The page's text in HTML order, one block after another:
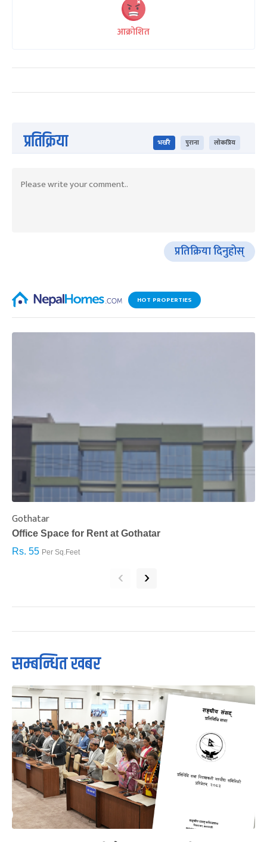
आक्रोशित
प्रतिक्रिया भर्खरै पुराना लोकप्रिय
प्रतिक्रिया दिनुहोस्
HOT PROPERTIES
Gothatar
Office Space for Rent at Gothatar
Rs. 55 Per Sq.Feet
‹ ›
सम्बन्धित खबर